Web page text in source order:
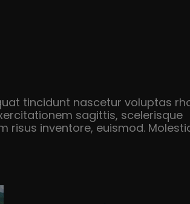
tincidunt nascetur voluptas
sagittis, scelerisque
risus inventore, euismod.